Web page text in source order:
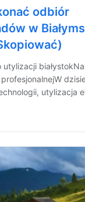
odbiór
w
utylizacja